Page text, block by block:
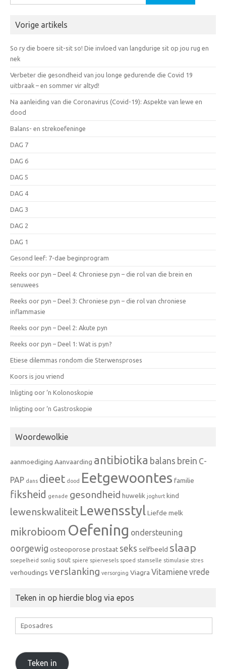
vir:
Vorige artikels
So ry die boere sit-sit so! Die invloed van langdurige sit op jou rug en
nek
Verbeter die gesondheid van jou longe gedurende die Covid 19
uitbraak – en sommer vir altyd!
Na aanleiding van die Coronavirus (Covid-19): Aspekte van lewe en
dood
Balans- en strekoefeninge
DAG 7
DAG 6
DAG 5
DAG 4
DAG 3
DAG 2
DAG 1
Gesond leef: 7-dae beginprogram
Reeks oor pyn – Deel 4: Chroniese pyn – die rol van die brein en
senuwees
Reeks oor pyn – Deel 3: Chroniese pyn – die rol van chroniese
inflammasie
Reeks oor pyn – Deel 2: Akute pyn
Reeks oor pyn – Deel 1: Wat is pyn?
Etiese dilemmas rondom die Sterwensproses
Koors is jou vriend
Inligting oor ‘n Kolonoskopie
Inligting oor ‘n Gastroskopie
Woordewolkie
aanmoediging Aanvaarding antibiotika balans brein C-
PAP dans dieet dood Eetgewoontes familie
fiksheid genade gesondheid huwelik joghurt kind
lewenskwaliteit Lewensstyl Liefde melk
mikrobioom Oefening ondersteuning
oorgewig osteoporose prostaat seks selfbeeld slaap
soepelheid sonlig sout spiere spiervesels spoed stamselle stimulasie stres
verhoudings verslanking versorging Viagra Vitamienevrede
Teken in op hierdie blog via epos
Eposadres
Teken in